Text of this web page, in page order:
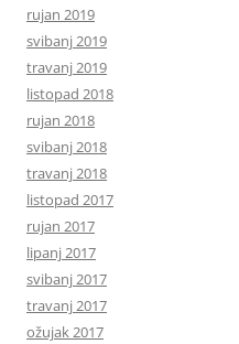
rujan 2019
svibanj 2019
travanj 2019
listopad 2018
rujan 2018
svibanj 2018
travanj 2018
listopad 2017
rujan 2017
lipanj 2017
svibanj 2017
travanj 2017
ožujak 2017